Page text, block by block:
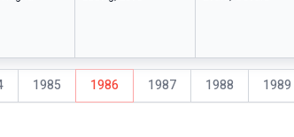
1985 1986 1987 1988 1989